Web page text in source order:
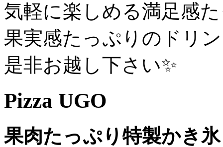
気軽に楽しめる満足感
果実感たっぷりのドリ
是非お越し下さい✨
Pizza UGO
果肉たっぷり特製かき氷